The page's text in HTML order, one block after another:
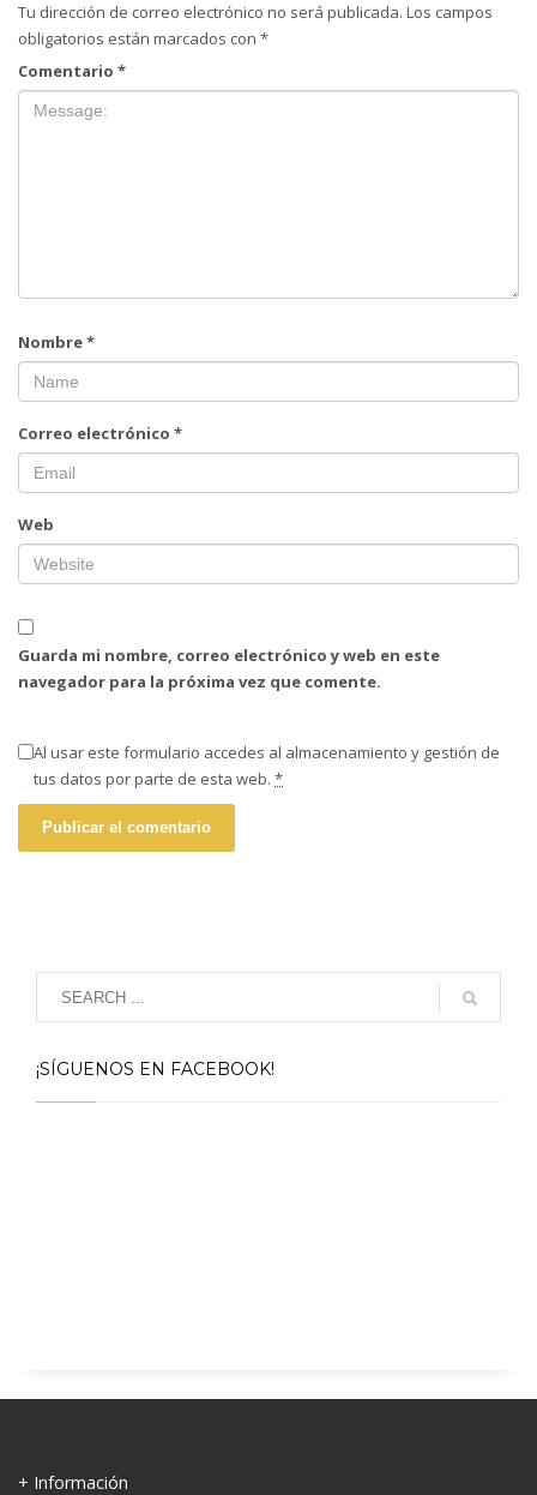
Tu dirección de correo electrónico no será publicada. Los campos
obligatorios están marcados con *
Comentario *
Nombre*
Correo electrónico *
Web
Guarda mi nombre, correo electrónico y web en este
navegador para la próxima vez que comente.
Al usar este formulario accedes al almacenamiento y gestión de
tus datos por parte de esta web. *
¡SÍGUENOS EN FACEBOOK!
+ Información